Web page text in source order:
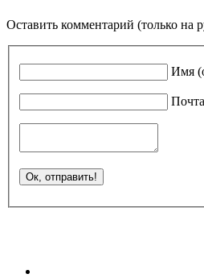
Оставить комментарий (только на
Имя